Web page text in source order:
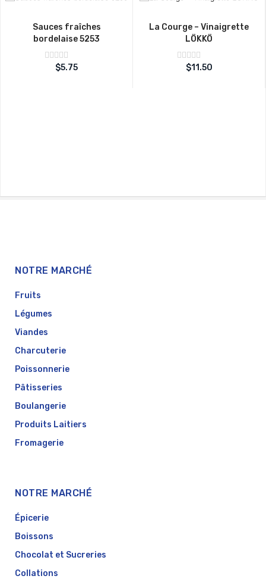
Sauces fraîches
bordelaise 5253
Note
sur
$5.75
La Courge – Vinaigrette
LÖKKÖ
Note
sur
$11.50
NOTRE MARCHÉ
Fruits
Légumes
Viandes
Charcuterie
Poissonnerie
Pâtisseries
Boulangerie
Produits Laitiers
Fromagerie
NOTRE MARCHÉ
Épicerie
Boissons
Chocolat et Sucreries
Collations